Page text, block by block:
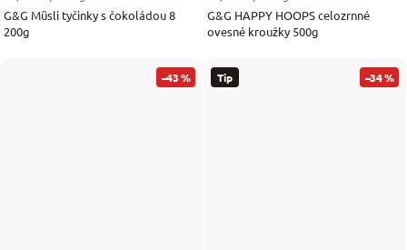
G&G Müsli tyčinky s čokoládou 8
200g
G&G HAPPY HOOPS celozrnné
ovesné kroužky 500g
–43 % Tip –34 %